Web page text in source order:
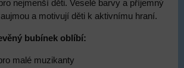
nejmenší děti. Veselé barvy a příjemný
a motivují děti k aktivnímu hraní.
bubínek oblíbí:
malé muzikanty